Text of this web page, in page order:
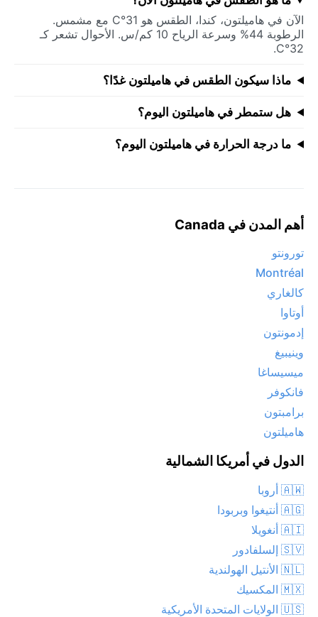
الآن في هاميلتون، كندا، الطقس هو 31°C مع مشمس.
الرطوبة 44% وسرعة الرياح 10 كم/س. الأحوال تشعر كـ
32°C.
ماذا سيكون الطقس في هاميلتون غدًا؟
هل ستمطر في هاميلتون اليوم؟
ما درجة الحرارة في هاميلتون اليوم؟
أهم المدن في Canada
تورونتو
Montréal
كالغاري
أوتاوا
إدمونتون
وينيبيغ
ميسيساغا
فانكوفر
برامبتون
هاميلتون
الدول في أمريكا الشمالية
🇦🇼 أروبا
🇦🇬 أنتيغوا وبربودا
🇦🇮 أنغويلا
🇸🇻 إلسلفادور
🇳🇱 الأنتيل الهولندية
🇲🇽 المكسيك
🇺🇸 الولايات المتحدة الأمريكية